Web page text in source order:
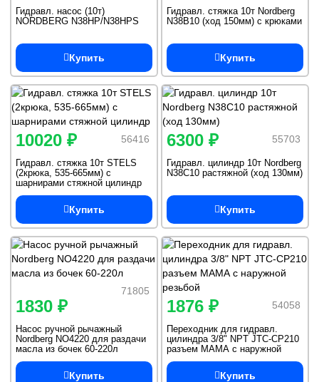
Гидравл. насос (10т)
NORDBERG N38HP/N38HPS
Купить
Гидравл. стяжка 10т Nordberg
N38B10 (ход 150мм) с крюками
Купить
56416
10020 ₽
Гидравл. стяжка 10т STELS
(2крюка, 535-665мм) с
шарнирами стяжной цилиндр
Купить
55703
6300 ₽
Гидравл. цилиндр 10т Nordberg
N38C10 растяжной (ход 130мм)
Купить
71805
1830 ₽
Насос ручной рычажный
Nordberg NO4220 для раздачи
масла из бочек 60-220л
Купить
54058
1876 ₽
Переходник для гидравл.
цилиндра 3/8" NPT JTC-CP210
разъем МАМА с наружной
резьбой
Купить